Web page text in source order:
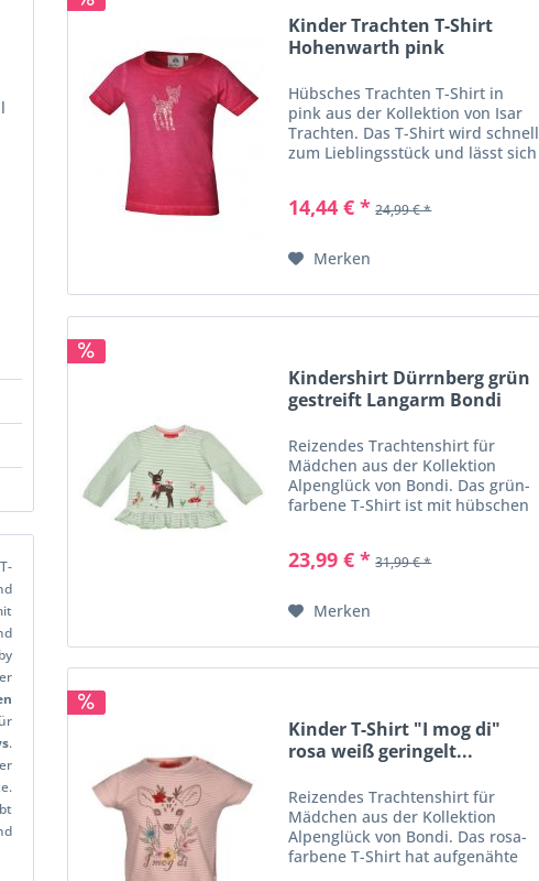
.
Kinder Trachten T-Shirt
Hohenwarth pink
Hübsches Trachten T-Shirt in
pink aus der Kollektion von Isar
Trachten. Das T-Shirt wird schnell
zum Lieblingsstück und lässt sich
für Mädels ist vorne mit einem
14,44 € * 24,99 € *
Merken
Kindershirt Dürrnberg grün
gestreift Langarm Bondi
Reizendes Trachtenshirt für
Mädchen aus der Kollektion
Alpenglück von Bondi. Das grün-
farbene T-Shirt ist mit hübschen
eine Rehleinstickerei angebracht.
23,99 € * 31,99 € *
Merken
Kinder T-Shirt "I mog di"
rosa weiß geringelt...
Reizendes Trachtenshirt für
Mädchen aus der Kollektion
Alpenglück von Bondi. Das rosa-
farbene T-Shirt hat aufgenähte